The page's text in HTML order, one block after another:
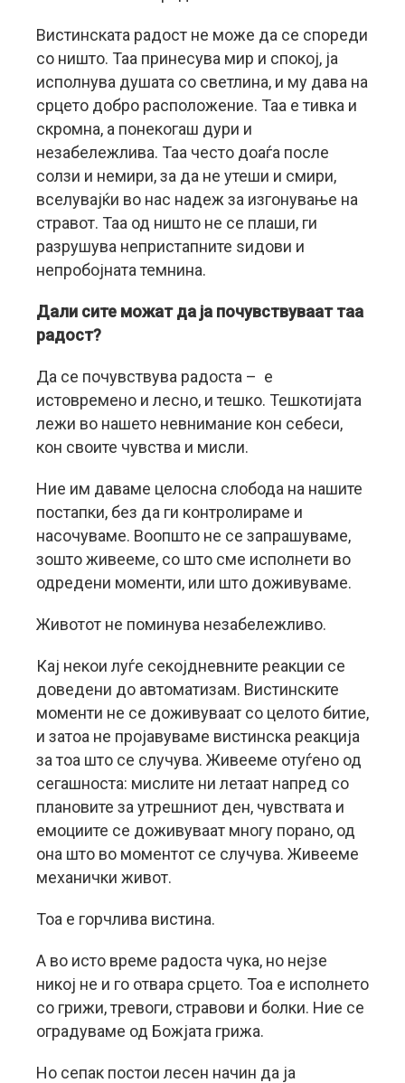
Вистинската радост не може да се спореди
со ништо. Таа принесува мир и спокој, ја
исполнува душата со светлина, и му дава на
срцето добро расположение. Таа е тивка и
скромна, а понекогаш дури и
незабележлива. Таа често доаѓа после
солзи и немири, за да не утеши и смири,
вселувајќи во нас надеж за изгонување на
стравот. Таа од ништо не се плаши, ги
разрушува непристапните ѕидови и
непробојната темнина.
Дали сите можат да ја почувствуваат таа
радост?
Да се почувствува радоста – е
истовремено и лесно, и тешко. Тешкотијата
лежи во нашето невнимание кон себеси,
кон своите чувства и мисли.
Ние им даваме целосна слобода на нашите
постапки, без да ги контролираме и
насочуваме. Воопшто не се запрашуваме,
зошто живееме, со што сме исполнети во
одредени моменти, или што доживуваме.
Животот не поминува незабележливо.
Кај некои луѓе секојдневните реакции се
доведени до автоматизам. Вистинските
моменти не се доживуваат со целото битие,
и затоа не пројавуваме вистинска реакција
за тоа што се случува. Живееме отуѓено од
сегашноста: мислите ни летаат напред со
плановите за утрешниот ден, чувствата и
емоциите се доживуваат многу порано, од
она што во моментот се случува. Живееме
механички живот.
Тоа е горчлива вистина.
А во исто време радоста чука, но нејзе
никој не и го отвара срцето. Тоа е исполнето
со грижи, тревоги, стравови и болки. Ние се
оградуваме од Божјата грижа.
Но сепак постои лесен начин да ја